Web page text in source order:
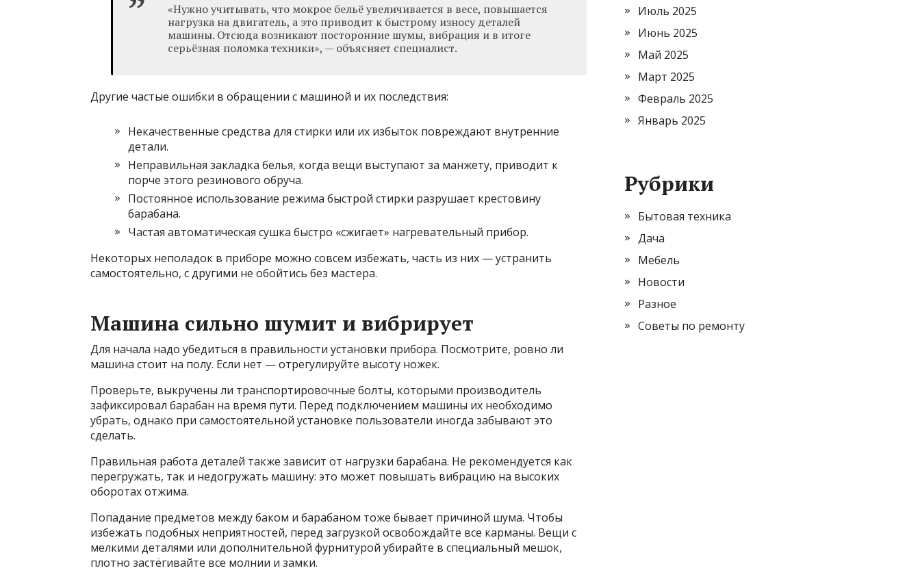
«Нужно учитывать, что мокрое бельё увеличивается в весе, повышается
нагрузка на двигатель, а это приводит к быстрому износу деталей
машины. Отсюда возникают посторонние шумы, вибрация и в итоге
серьёзная поломка техники», — объясняет специалист.
Другие частые ошибки в обращении с машиной и их последствия:
Некачественные средства для стирки или их избыток повреждают внутренние
детали.
Неправильная закладка белья, когда вещи выступают за манжету, приводит к
порче этого резинового обруча.
Постоянное использование режима быстрой стирки разрушает крестовину
барабана.
Частая автоматическая сушка быстро «сжигает» нагревательный прибор.
Некоторых неполадок в приборе можно совсем избежать, часть из них — устранить
самостоятельно, с другими не обойтись без мастера.
Машина сильно шумит и вибрирует
Для начала надо убедиться в правильности установки прибора. Посмотрите, ровно ли
машина стоит на полу. Если нет — отрегулируйте высоту ножек.
Проверьте, выкручены ли транспортировочные болты, которыми производитель
зафиксировал барабан на время пути. Перед подключением машины их необходимо
убрать, однако при самостоятельной установке пользователи иногда забывают это
сделать.
Правильная работа деталей также зависит от нагрузки барабана. Не рекомендуется как
перегружать, так и недогружать машину: это может повышать вибрацию на высоких
оборотах отжима.
Попадание предметов между баком и барабаном тоже бывает причиной шума. Чтобы
избежать подобных неприятностей, перед загрузкой освобождайте все карманы. Вещи с
мелкими деталями или дополнительной фурнитурой убирайте в специальный мешок,
плотно застёгивайте все молнии и замки.
Июль 2025
Июнь 2025
Май 2025
Март 2025
Февраль 2025
Январь 2025
Рубрики
Бытовая техника
Дача
Мебель
Новости
Разное
Советы по ремонту